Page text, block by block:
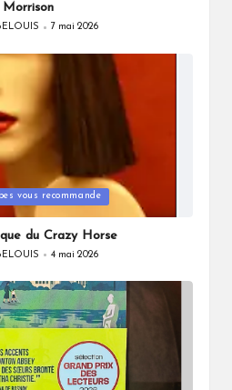
Morrison
7 mai 2026
vous recommande
du Crazy Horse
4 mai 2026